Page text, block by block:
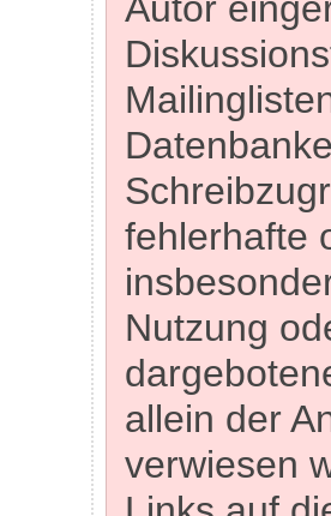
fehlerhafte
Nutzung
allein der
verwiesen